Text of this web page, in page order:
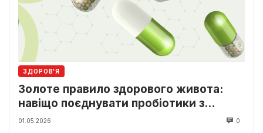
ЗДОРОВ'Я
Золоте правило здорового живота:
навіщо поєднувати пробіотики з
пребіотиками
01.05.2026 0